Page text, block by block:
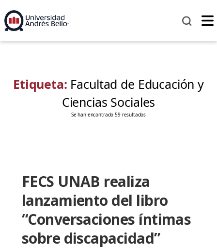
Etiqueta: Facultad de Educación y
Ciencias Sociales
Se han encontrado 59 resultados
FECS UNAB realiza
lanzamiento del libro
“Conversaciones íntimas
sobre discapacidad”